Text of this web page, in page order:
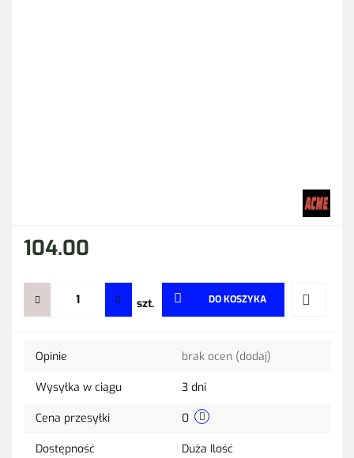
104.00
szt. DO KOSZYKA
Opinie brak ocen (dodaj)
Wysyłka w ciągu 3 dni
Cena przesyłki 0
Dostępność Duża Ilość